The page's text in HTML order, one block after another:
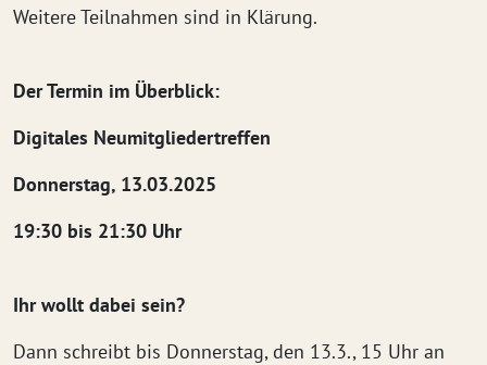
Weitere Teilnahmen sind in Klärung.
Der Termin im Überblick:
Digitales Neumitgliedertreffen
Donnerstag, 13.03.2025
19:30 bis 21:30 Uhr
Ihr wollt dabei sein?
Dann schreibt bis Donnerstag, den 13.3., 15 Uhr an